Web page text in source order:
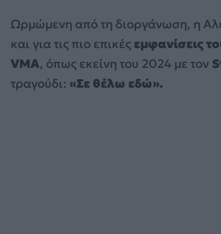
Ωρμώμενη από τη διοργάνωση, η
και για τις πιο επικές εμφανίσεις
VMA, όπως εκείνη του 2024 με τον
τραγούδι: «Σε θέλω εδώ».